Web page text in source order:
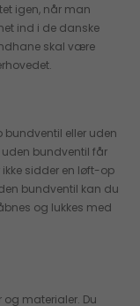
igen, når man
ind i de danske
skal være
eller uden
bundventil får
sidder en løft-op
bundventil kan du
og lukkes med
og materialer. Du